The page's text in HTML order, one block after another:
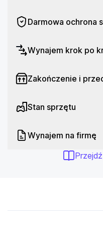
Darmowa ochrona
Wynajem krok po
Zakończenie i
Stan sprzętu
Wynajem na firmę